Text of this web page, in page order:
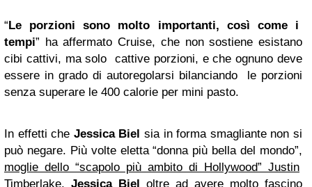
“Le porzioni sono molto importanti, così come i
tempi” ha affermato Cruise, che non sostiene esistano
cibi cattivi, ma solo cattive porzioni, e che ognuno deve
essere in grado di autoregolarsi bilanciando le porzioni
senza superare le 400 calorie per mini pasto.
In effetti che Jessica Biel sia in forma smagliante non si
può negare. Più volte eletta “donna più bella del mondo”,
moglie dello “scapolo più ambito di Hollywood” Justin
Timberlake, Jessica Biel oltre ad avere molto fascino